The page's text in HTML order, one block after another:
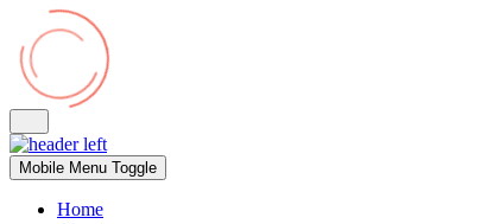
Mobile Menu Toggle
Home